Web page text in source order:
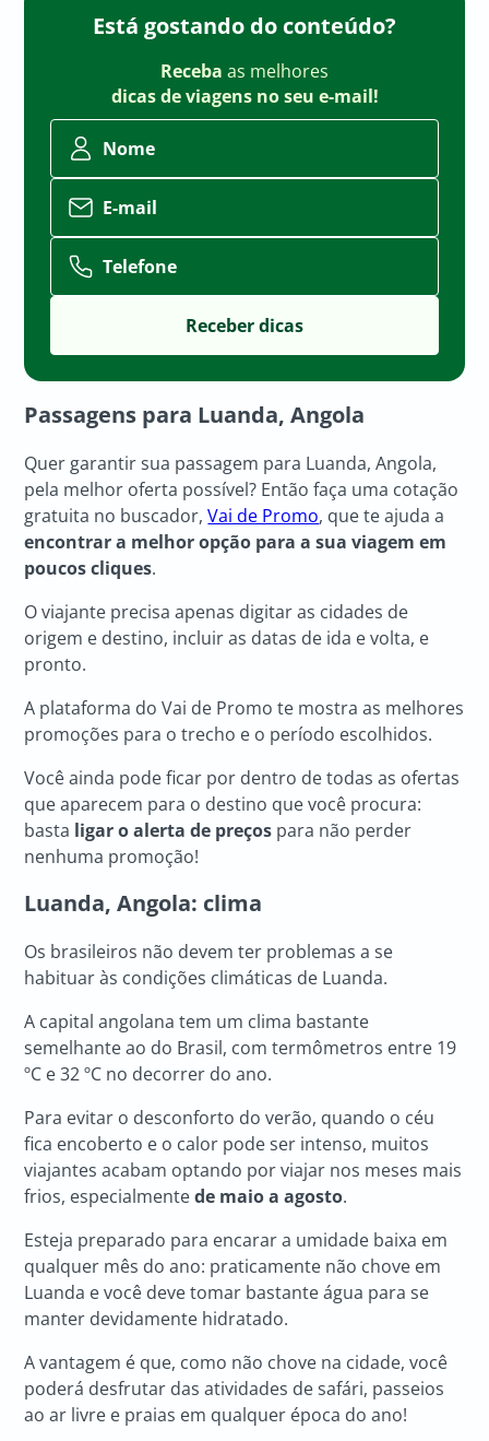
Está gostando do conteúdo?
Receba as melhores
dicas de viagens no seu e-mail!
Nome
E-mail
Telefone
Passagens para Luanda, Angola
Quer garantir sua passagem para Luanda, Angola,
pela melhor oferta possível? Então faça uma cotação
gratuita no buscador,Vai de Promo, que te ajuda a
encontrar a melhor opção para a sua viagem em
poucos cliques.
O viajante precisa apenas digitar as cidades de
origem e destino, incluir as datas de ida e volta, e
pronto.
A plataforma do Vai de Promo te mostra as melhores
promoções para o trecho e o período escolhidos.
Você ainda pode ficar por dentro de todas as ofertas
que aparecem para o destino que você procura:
basta ligar o alerta de preços para não perder
nenhuma promoção!
Luanda, Angola: clima
Os brasileiros não devem ter problemas a se
habituar às condições climáticas de Luanda.
A capital angolana tem um clima bastante
semelhante ao do Brasil, com termômetros entre 19
ºC e 32 ºC no decorrer do ano.
Para evitar o desconforto do verão, quando o céu
fica encoberto e o calor pode ser intenso, muitos
viajantes acabam optando por viajar nos meses mais
frios, especialmentede maio a agosto.
Esteja preparado para encarar a umidade baixa em
qualquer mês do ano: praticamente não chove em
Luanda e você deve tomar bastante água para se
manter devidamente hidratado.
A vantagem é que, como não chove na cidade, você
poderá desfrutar das atividades de safári, passeios
ao ar livre e praias em qualquer época do ano!